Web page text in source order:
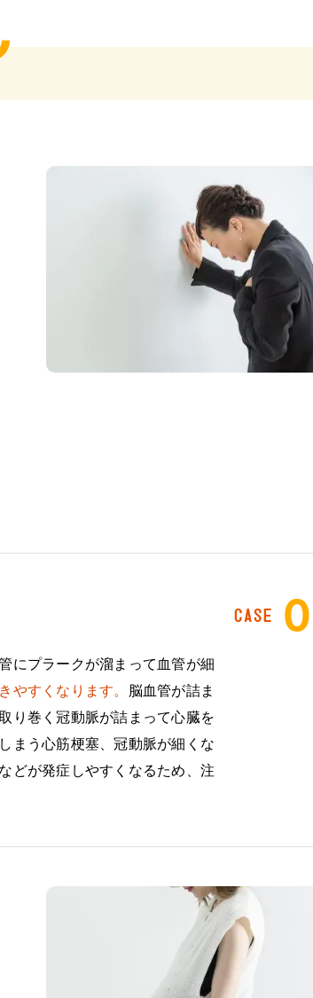
CASE
にプラークが溜まって血管が細
やすくなります。
脳血管が詰ま
り巻く冠動脈が詰まって心臓を
まう心筋梗塞、冠動脈が細くな
どが発症しやすくなるため、注